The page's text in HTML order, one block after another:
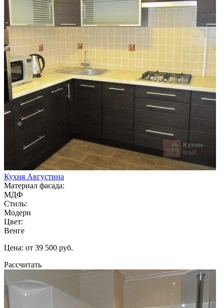
Кухня Августина
Материал фасада:
МДФ
Стиль:
Модерн
Цвет:
Венге
Цена: от 39 500 руб.
Рассчитать